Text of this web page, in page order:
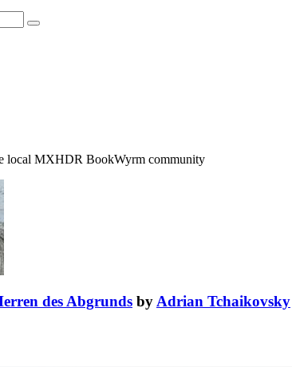
local MXHDR BookWyrm community
des Abgrunds byAdrian Tchaikovsky